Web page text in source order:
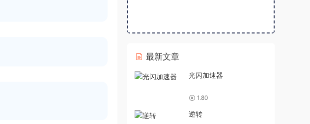
最新文章
光闪加速器
1.80
逆转